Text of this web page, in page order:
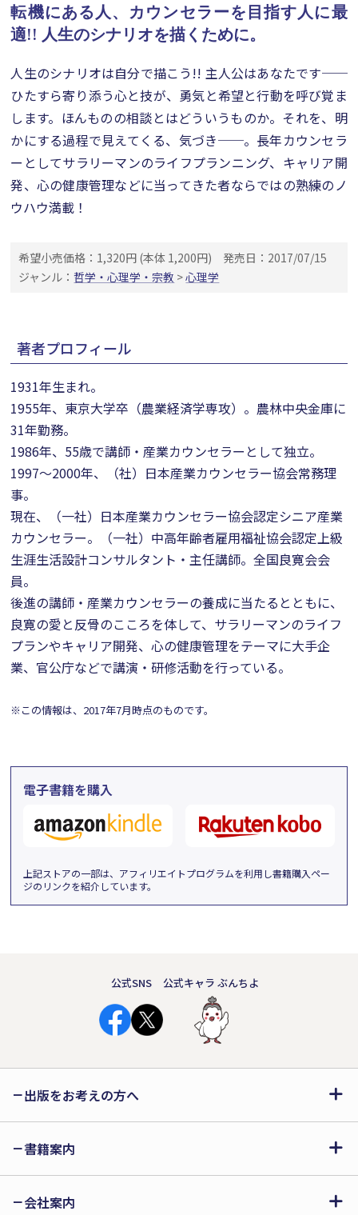
転機にある人、カウンセラーを目指す人に最
適!! 人生のシナリオを描くために。
人生のシナリオは自分で描こう!! 主人公はあなたです──
ひたすら寄り添う心と技が、勇気と希望と行動を呼び覚ま
します。ほんものの相談とはどういうものか。それを、明
かにする過程で見えてくる、気づき──。長年カウンセラ
ーとしてサラリーマンのライフプランニング、キャリア開
発、心の健康管理などに当ってきた者ならではの熟練のノ
ウハウ満載！
希望小売価格：1,320円 (本体 1,200円)
発売日：2017/07/15
ジャンル：哲学・心理学・宗教 >心理学
著者プロフィール
1931年生まれ。
1955年、東京大学卒（農業経済学専攻）。農林中央金庫に
31年勤務。
1986年、55歳で講師・産業カウンセラーとして独立。
1997～2000年、（社）日本産業カウンセラー協会常務理
事。
現在、（一社）日本産業カウンセラー協会認定シニア産業
カウンセラー。（一社）中高年齢者雇用福祉協会認定上級
生涯生活設計コンサルタント・主任講師。全国良寛会会
員。
後進の講師・産業カウンセラーの養成に当たるとともに、
良寛の愛と反骨のこころを体して、サラリーマンのライフ
プランやキャリア開発、心の健康管理をテーマに大手企
業、官公庁などで講演・研修活動を行っている。
※この情報は、2017年7月時点のものです。
電子書籍を購入
上記ストアの一部は、アフィリエイトプログラムを利用し書籍購入ペー
ジのリンクを紹介しています。
公式SNS 公式キャラ ぶんちよ
出版をお考えの方へ
書籍案内
会社案内